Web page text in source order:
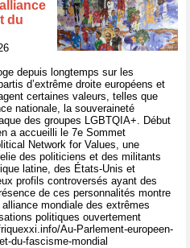
du
depuis longtemps sur les
d’extrême droite européens et
certaines valeurs, telles que
nationale, la souveraineté
des groupes LGBTQIA+. Début
a accueilli le 7e Sommet
Network for Values, une
des politiciens et des militants
latine, des États-Unis et
profils controversés ayant des
de ces personnalités montre
mondiale des extrêmes
politiques ouvertement
Au-Parlement-europeen-
du-fascisme-mondial